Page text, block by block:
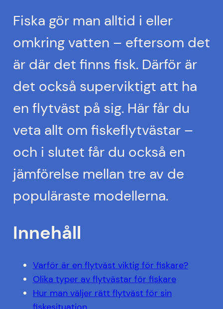
Fiska gör man alltid i eller
omkring vatten – eftersom det
är där det finns fisk. Därför är
det också superviktigt att ha
en flytväst på sig. Här får du
veta allt om fiskeflytvästar –
och i slutet får du också en
jämförelse mellan tre av de
populäraste modellerna.
Innehåll
Varför är en flytväst viktig för fiskare?
Olika typer av flytvästar för fiskare
Hur man väljer rätt flytväst för sin